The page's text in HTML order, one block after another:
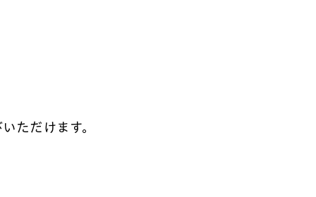
ただけます。